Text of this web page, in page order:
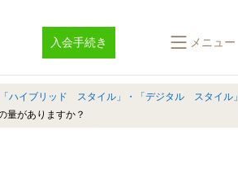
入会手続き メニュー
「ハイブリッド スタイル」・「デジタル スタイル」
量がありますか？